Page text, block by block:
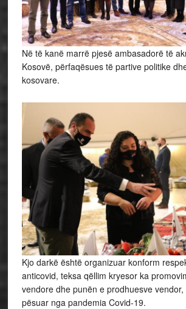
Në të kanë marrë pjesë ambasadorë të
Kosovë, përfaqësues të partive politike
kosovare.
Kjo darkë është organizuar konform
anticovid, teksa qëllim kryesor ka
vendore dhe punën e prodhuesve
pësuar nga pandemia Covid-19.